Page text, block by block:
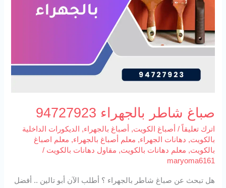
صباغ شاطر بالجهراء 94727923
اترك تعليقاً / أصباغ الكويت, أصباغ بالجهراء,
الديكورات الداخلية
بالكويت, دهانات الجهراء, معلم أصباغ بالجهراء, معلم اصباغ
بالكويت, معلم دهانات بالكويت, مقاول دهانات بالكويت /
maryoma6161
هل تبحث عن صباغ شاطر بالجهراء ؟ أطلب الآن أبو تالين .. أفضل